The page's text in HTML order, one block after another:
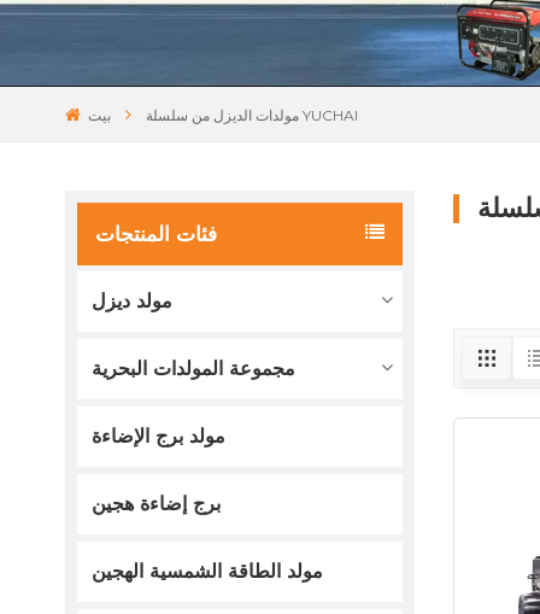
بيت مولدات الديزل من سلسلة YUCHAI
فئات المنتجات
مولد ديزل
مجموعة المولدات البحرية
مولد برج الإضاءة
برج إضاءة هجين
مولد الطاقة الشمسية الهجين